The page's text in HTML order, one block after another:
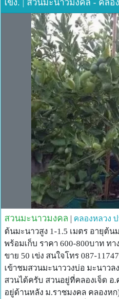
เข่ง. | สวนมะนาวมงคล - คล
สวนมะนาวมงคล | คลองหลวง
ต้นมะนาวสูง 1-1.5 เมตร อายุต้
พร้อมเก็บ ราคา 600-800บาท ท
ขาย 50 เข่ง สนใจโทร 087-
เข้าชมสวนมะนาววงบ่อ มะนาว
สวนได้ครับ สวนอยู่ที่คลองเจ็ด อ
อยู่ด้านหลัง ม.ราชมงคล คลองห